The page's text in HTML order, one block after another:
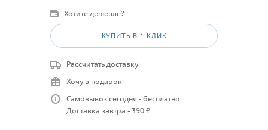
Хотите дешевле?
КУПИТЬ В 1 КЛИК
Рассчитать доставку
Хочу в подарок
Самовывоз сегодня - бесплатно
Доставка завтра - 390 ₽